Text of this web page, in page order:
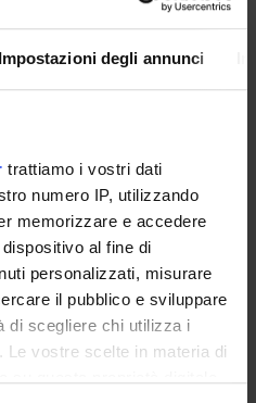
Impostazioni degli annunci
trattiamo i vostri dati
numero IP, utilizzando
memorizzare e accedere
al fine di
personalizzati, misurare
il pubblico e sviluppare
di scegliere chi utilizza i
vostre scelte in materia di
SUPERIORE